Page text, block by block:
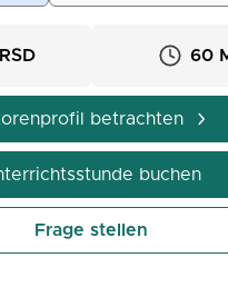
60
betrachten
buchen
Frage stellen